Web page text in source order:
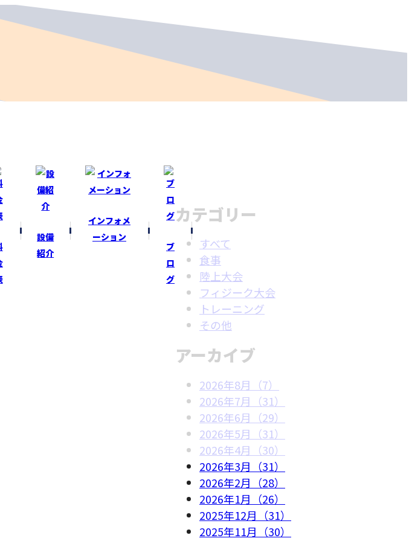
設備
紹介
インフォメ
ーション
ブ
ロ
グ
カテゴリー
すべて
食事
陸上大会
フィジーク大会
トレーニング
その他
アーカイブ
2026年8月（7）
2026年7月（31）
2026年6月（29）
2026年5月（31）
2026年4月（30）
2026年3月（31）
2026年2月（28）
2026年1月（26）
2025年12月（31）
2025年11月（30）